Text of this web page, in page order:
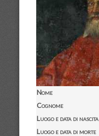
Nome
Cognome
Luogo e data di nascita
Luogo e data di morte